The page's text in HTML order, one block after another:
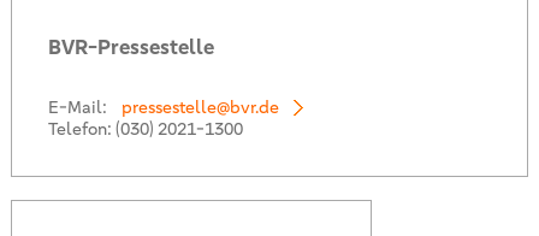
BVR-Pressestelle
E-Mail:
pressestelle@bvr.de
Telefon: (030) 2021-1300